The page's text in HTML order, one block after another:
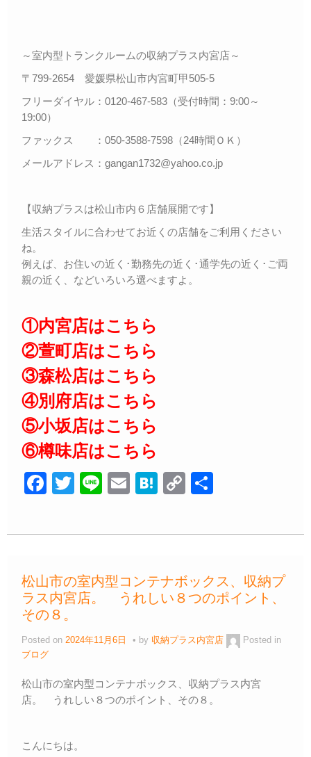
～室内型トランクルームの収納プラス内宮店～
〒799-2654 愛媛県松山市内宮町甲505-5
フリーダイヤル：0120-467-583（受付時間：9:00～
19:00）
ファックス ：050-3588-7598（24時間ＯＫ）
メールアドレス：gangan1732@yahoo.co.jp
【収納プラスは松山市内６店舗展開です】
生活スタイルに合わせてお近くの店舗をご利用ください
ね。
例えば、お住いの近く･勤務先の近く･通学先の近く･ご両
親の近く、などいろいろ選べますよ。
①内宮店はこちら
②萱町店はこちら
③森松店はこちら
④別府店はこちら
⑤小坂店はこちら
⑥樽味店はこちら
F
c
b
o
o
k
T
tt
Li
e
E
ail
H
e
a
C
p
Li
n
松山市の室内型コンテナボックス、収納プ
ラス内宮店。 うれしい８つのポイント、
その８。
Posted on 2024年11月6日 by 収納プラス内宮店
Posted in
ブログ
松山市の室内型コンテナボックス、収納プラス内宮
店。 うれしい８つのポイント、その８。
こんにちは。